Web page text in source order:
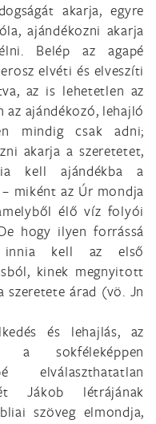
akarja, egyre
ajándékozni akarja
Belép az agapé
elvéti és elveszíti
az is lehetetlen az
az ajándékozó, lehajló
mindig csak adni;
akarja a szeretetet,
kell ajándékba a
miként az Úr mondja
élő víz folyói
hogy ilyen forrássá
innia kell az első
kinek megnyitott
szeretete árad (vö. Jn
és lehajlás, az
sokféleképpen
elválaszthatatlan
Jákob létrájának
szöveg elmondja,